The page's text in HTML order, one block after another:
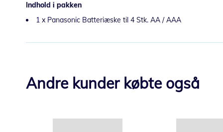
Indhold i pakken
1 x Panasonic Batteriæske til 4 Stk. AA / AAA
Andre kunder købte også